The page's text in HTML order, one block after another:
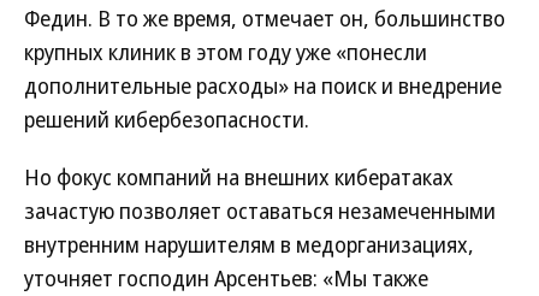
Федин. В то же время, отмечает он, большинство
крупных клиник в этом году уже «понесли
дополнительные расходы» на поиск и внедрение
решений кибербезопасности.
Но фокус компаний на внешних кибератаках
зачастую позволяет оставаться незамеченными
внутренним нарушителям в медорганизациях,
уточняет господин Арсентьев: «Мы также